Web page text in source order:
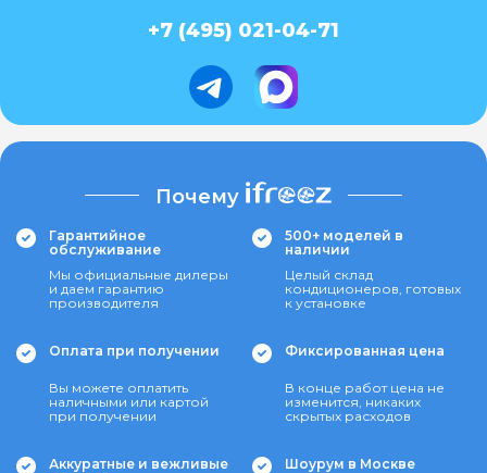
+7 (495) 021-04-71
Почему
Гарантийное
обслуживание
Мы официальные дилеры
и даем гарантию
производителя
500+ моделей в
наличии
Целый склад
кондиционеров, готовых
к установке
Оплата при получении
Вы можете оплатить
наличными или картой
при получении
Фиксированная цена
В конце работ цена не
изменится, никаких
скрытых расходов
Аккуратные и вежливые
Шоурум в Москве